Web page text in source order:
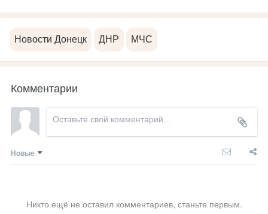
Новости Донецк ДНР МЧС
Комментарии
Новые
Никто ещё не оставил комментариев, станьте первым.